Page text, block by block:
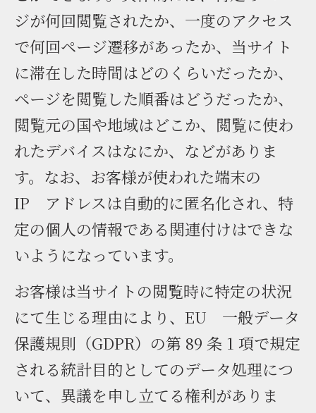
ジが何回閲覧されたか、一度のアクセス
で何回ページ遷移があったか、当サイト
に滞在した時間はどのくらいだったか、
ページを閲覧した順番はどうだったか、
閲覧元の国や地域はどこか、閲覧に使わ
れたデバイスはなにか、などがありま
す。なお、お客様が使われた端末の
IP アドレスは自動的に匿名化され、特
定の個人の情報である関連付けはできな
いようになっています。
お客様は当サイトの閲覧時に特定の状況
にて生じる理由により、EU 一般データ
保護規則（GDPR）の第 89 条 1 項で規定
される統計目的としてのデータ処理につ
いて、異議を申し立てる権利がありま